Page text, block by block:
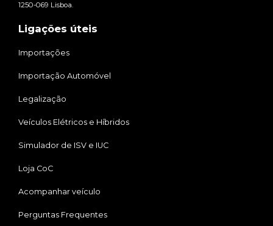
1250-069 Lisboa.
Ligações úteis
Importações
Importação Automóvel
Legalização
Veículos Elétricos e Híbridos
Simulador de ISV e IUC
Loja CoC
Acompanhar veículo
Perguntas Frequentes